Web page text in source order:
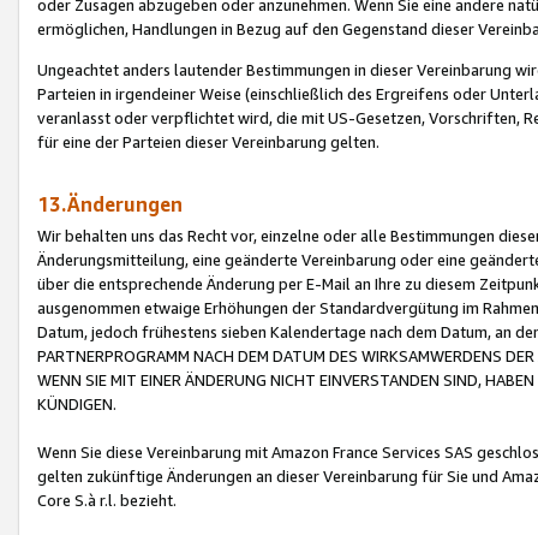
oder Zusagen abzugeben oder anzunehmen. Wenn Sie eine andere
ermöglichen, Handlungen in Bezug auf den Gegenstand dieser
Ungeachtet anders lautender Bestimmungen in dieser Vereinbarung
Parteien in irgendeiner Weise (einschließlich des Ergreifens oder
veranlasst oder verpflichtet wird, die mit US-Gesetzen, Vorschriften,
für eine der Parteien dieser Vereinbarung gelten.
13.Änderungen
Wir behalten uns das Recht vor, einzelne oder alle Bestimmungen
Änderungsmitteilung, eine geänderte Vereinbarung oder eine
über die entsprechende Änderung per E-Mail an Ihre zu diesem
ausgenommen etwaige Erhöhungen der Standardvergütung im
Datum, jedoch frühestens sieben Kalendertage nach dem Datum, an
PARTNERPROGRAMM NACH DEM DATUM DES WIRKSAMWERDENS
WENN SIE MIT EINER ÄNDERUNG NICHT EINVERSTANDEN SIND,
KÜNDIGEN.
Wenn Sie diese Vereinbarung mit Amazon France Services SAS
gelten zukünftige Änderungen an dieser Vereinbarung für Sie und
Core S.à r.l. bezieht.